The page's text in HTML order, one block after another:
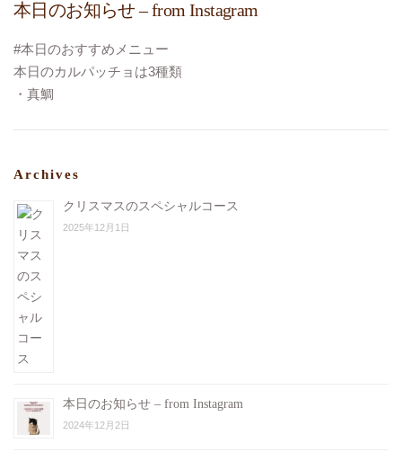
本日のお知らせ – from Instagram
#本日のおすすめメニュー
本日のカルパッチョは3種類
・真鯛
#今日のカルパッチョ
#今日のおじゃま虫
#ぶんぶん
#お手入れ中
#ビストロヴェリテ
#bistroverite
#江東区大島
#大島フレンチ
Archives
クリスマスのスペシャルコース
2025年12月1日
本日のお知らせ – from Instagram
2024年12月2日